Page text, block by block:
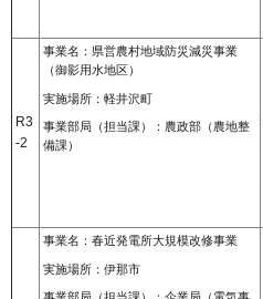
R3
-2
事業名：県営農村地域防災減災事業
（御影用水地区）
実施場所：軽井沢町
事業部局（担当課）：農政部（農地整
備課）
事業名：春近発電所大規模改修事業
実施場所：伊那市